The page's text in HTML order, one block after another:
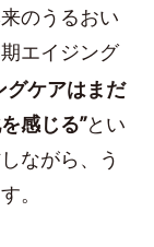
のうるおい
エイジング
グケアはまだ
感じる”とい
ながら、う
。